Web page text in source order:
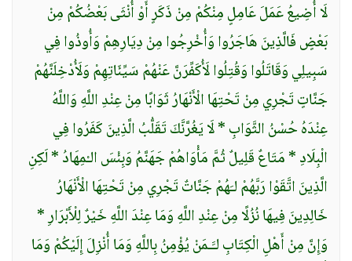
لَا أُضِيعُ عَمَلَ عَامِلٍ مِنْكُمْ مِنْ ذَكَرٍ أَوْ أُنْثَى بَعْضُكُمْ مِنْ
بَعْضٍ فَالَّذِينَ هَاجَرُوا وَأُخْرِجُوا مِنْ دِيَارِهِمْ وَأُوذُوا فِي
سَبِيلِي وَقَاتَلُوا وَقُتِلُوا لَأُكَفِّرَنَّ عَنْهُمْ سَيِّئَاتِهِمْ وَلَأُدْخِلَنَّهُمْ
جَنَّاتٍ تَجْرِي مِنْ تَحْتِهَا الْأَنْهَارُ ثَوَابًا مِنْ عِنْدِ اللَّهِ وَاللَّهُ
عِنْدَهُ حُسْنُ الثَّوَابِ * لَا يَغُرَّنَّكَ تَقَلُّبُ الَّذِينَ كَفَرُوا فِي
الْبِلَادِ * مَتَاعٌ قَلِيلٌ ثُمَّ مَأْوَاهُمْ جَهَنَّمُ وَبِئْسَ الـْمِهَادُ * لَكِنِ
الَّذِينَ اتَّقَوْا رَبَّهُمْ لـَهُمْ جَنَّاتٌ تَجْرِي مِنْ تَحْتِهَا الْأَنْهَارُ
خَالِدِينَ فِيهَا نُزُلًا مِنْ عِنْدِ اللَّهِ وَمَا عِنْدَ اللَّهِ خَيْرٌ لِلْأَبْرَارِ *
وَإِنَّ مِنْ أَهْلِ الْكِتَابِ لـََـمَنْ يُؤْمِنُ بِاللَّهِ وَمَا أُنْزِلَ إِلَيْكُمْ وَمَا